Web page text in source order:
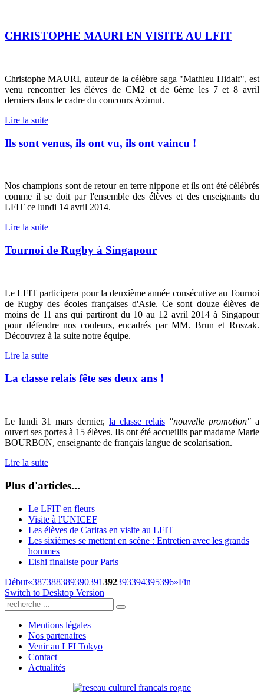
CHRISTOPHE MAURI EN VISITE AU LFIT
Christophe MAURI, auteur de la célèbre saga "Mathieu Hidalf", est
venu rencontrer les élèves de CM2 et de 6ème les 7 et 8 avril
derniers dans le cadre du concours Azimut.
Lire la suite
Ils sont venus, ils ont vu, ils ont vaincu !
Nos champions sont de retour en terre nippone et ils ont été célébrés
comme il se doit par l'ensemble des élèves et des enseignants du
LFIT ce lundi 14 avril 2014.
Lire la suite
Tournoi de Rugby à Singapour
Le LFIT participera pour la deuxième année consécutive au Tournoi
de Rugby des écoles françaises d'Asie. Ce sont douze élèves de
moins de 11 ans qui partiront du 10 au 12 avril 2014 à Singapour
pour défendre nos couleurs, encadrés par MM. Brun et Roszak.
Découvrez à la suite notre équipe.
Lire la suite
La classe relais fête ses deux ans !
Le lundi 31 mars dernier, la classe relais "nouvelle promotion" a
ouvert ses portes à 15 élèves. Ils ont été accueillis par madame Marie
BOURBON, enseignante de français langue de scolarisation.
Lire la suite
Plus d'articles...
Le LFIT en fleurs
Visite à l'UNICEF
Les élèves de Caritas en visite au LFIT
Les sixièmes se mettent en scène : Entretien avec les grands
hommes
Eishi finaliste pour Paris
Début«387388389390391392393394395396»Fin
Switch to Desktop Version
Mentions légales
Nos partenaires
Venir au LFI Tokyo
Contact
Actualités